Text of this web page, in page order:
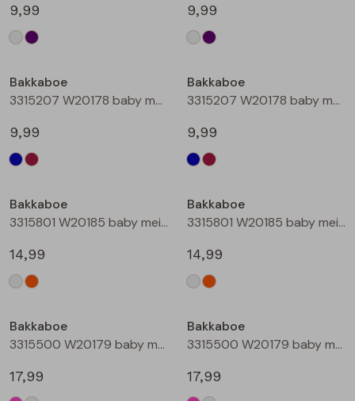
Blazers
Bermuda's
Vesten
9,99
9,99
Bakkaboe
3315207 W20178 baby meisjes lange broek Marine
9,99
Bakkaboe
3315207 W20178 baby meisjes lange broek Wijnrood
9,99
Bakkaboe
3315801 W20185 baby meisjes rok kort Champagne
14,99
Bakkaboe
3315801 W20185 baby meisjes rok kort Perzik
14,99
Bakkaboe
3315500 W20179 baby meisjes gilet/hesje Cerise
17,99
Bakkaboe
3315500 W20179 baby meisjes gilet/hesje Cream
17,99